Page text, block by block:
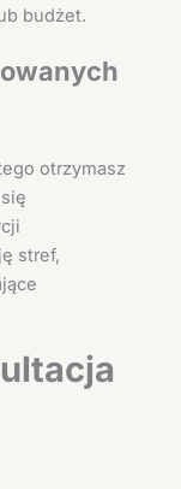
budżet.
otrzymasz
stref,